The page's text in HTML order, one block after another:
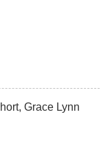
Grace Lynn